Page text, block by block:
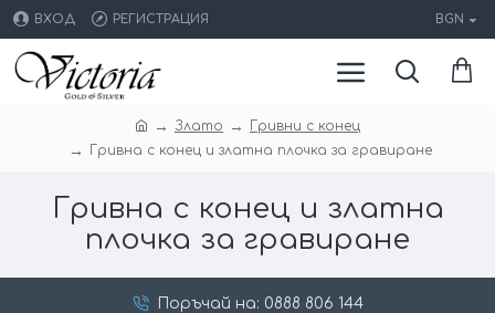
ВХОД РЕГИСТРАЦИЯ BGN
Злато
Гривни с конец
Гривна с конец и златна плочка за гравиране
Гривна с конец и златна
плочка за гравиране
Поръчай на: 0888 806 144